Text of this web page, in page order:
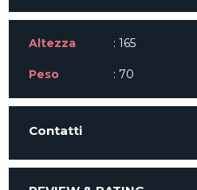
Altezza : 165
Peso : 70
Contatti